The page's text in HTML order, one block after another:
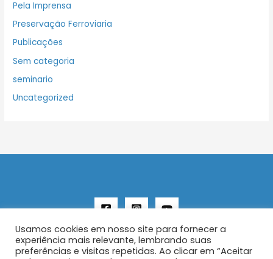
Pela Imprensa
Preservação Ferroviaria
Publicações
Sem categoria
seminario
Uncategorized
Usamos cookies em nosso site para fornecer a
experiência mais relevante, lembrando suas
preferências e visitas repetidas. Ao clicar em “Aceitar